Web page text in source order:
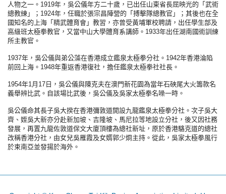
人物之一。1919年，吳公儀年方二十歲，已出任山東省長屈映光的「武術
總教練」；1924年，任職於張宗昌陣營的「搏擊隊總教官」；其後也在全
國知名的上海「精武體育會」教習，亦曾受黃埔軍校聘請，出任學生部及
高級班太極拳教官，又當中山大學體育系講師。1933年出任湖南國術訓練
所主教官。
1937年，吳公儀與弟公藻在香港成立鑑泉太極拳分社。1942年香港淪陷
前回上海。1948年重返香港復社，擔任鑑泉太極拳社社長。
1954年1月17日，吳公儀與陳克夫在澳門新花園為當年石硤尾大火籌款名
義舉辨比武。自該場比武後，吳公儀及吳家太極拳名噪一時。
吳公儀命其長子吳大揆在香港彌敦道開設九龍鑑泉太極拳分社。次子吳大
齊、姪吳大新亦分赴新加坡、吉隆坡、馬尼拉等地設立分社，後又因社務
發展，再置九龍佐敦道保文大廈頂樓為總社新址，原於香港駱克道的總社
改稱香港分社，由女兒吳雁霞及女婿郭少烱主持。從此，吳家太極拳風行
於束南亞並發揚於海外。